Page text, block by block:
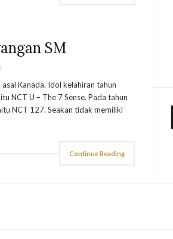
SM
Kanada. Idol kelahiran tahun
NCT U – The 7 Sense. Pada tahun
NCT 127. Seakan tidak memiliki
Continue Reading